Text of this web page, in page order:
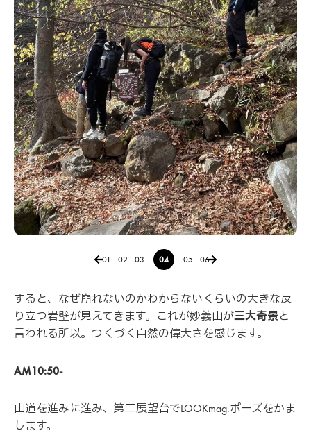
01 02 03 04 05 06
すると、なぜ崩れないのかわからないくらいの大きな反
り立つ岩壁が見えてきます。これが妙義山が三大奇景と
言われる所以。つくづく自然の偉大さを感じます。
AM10:50-
山道を進みに進み、第二展望台でLOOKmag.ポーズをかま
します。